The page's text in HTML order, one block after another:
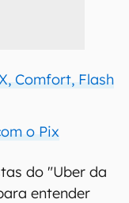
Comfort, Flash
o Pix
do "Uber da
entender